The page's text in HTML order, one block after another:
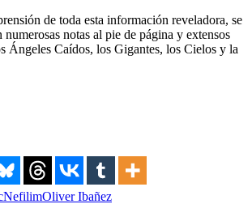
de toda esta información reveladora, se
notas al pie de página y extensos
Ángeles Caídos, los Gigantes, los Cielos y la
NefilimOliver Ibañez